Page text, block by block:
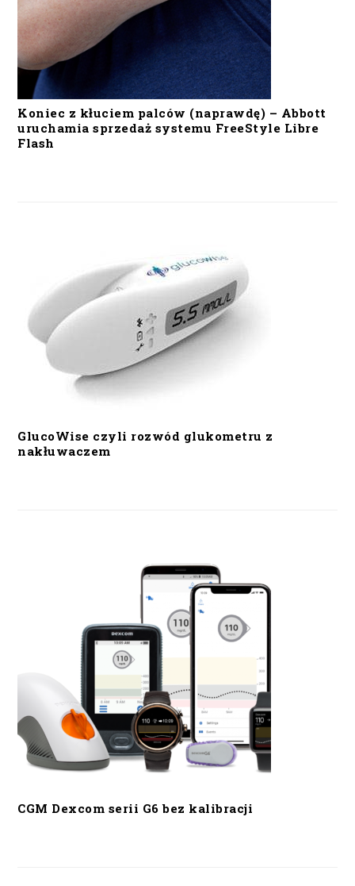
Koniec z kłuciem palców (naprawdę) – Abbott
uruchamia sprzedaż systemu FreeStyle Libre
Flash
GlucoWise czyli rozwód glukometru z
nakłuwaczem
CGM Dexcom serii G6 bez kalibracji